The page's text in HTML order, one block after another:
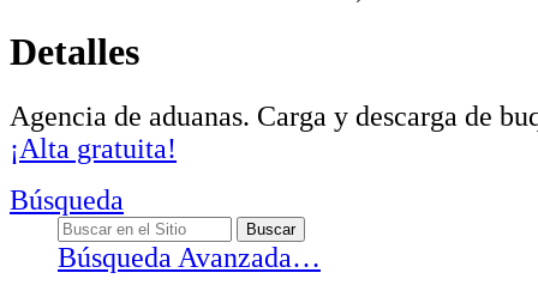
Detalles
Agencia de aduanas. Carga y descarga de
¡Alta gratuita!
Búsqueda
Búsqueda Avanzada…